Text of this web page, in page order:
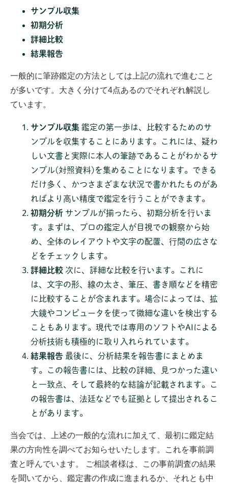
サンプル収集
初期分析
詳細比較
結果報告
一般的に筆跡鑑定の方法としては上記の流れで進むこと
が多いです。大きく分けて4点あるのでそれぞれ解説し
ています。
サンプル収集 鑑定の第一歩は、比較するためのサ
ンプルを収集することにあります。これには、疑わ
しい文書と実際に本人の筆跡であることがわかるサ
ンプル(対照資料)を集めることになります。できる
だけ多く、かつさまざまな状況で書かれたものがあ
ればより高い精度で鑑定を行うことができます。
初期分析 サンプルが揃ったら、初期分析を行いま
す。まずは、プロの鑑定人が目視での観察から始
め、全体のレイアウトや文字の配置、行間の広さな
どをチェックします。
詳細比較 次に、詳細な比較を行います。これに
は、文字の形、線の太さ、筆圧、書き順などを精密
に比較することが含まれます。場合によっては、拡
大鏡やコンピュータを使って微細な違いを検出する
こともあります。現代では専用のソフトやAIによる
分析技術も積極的に取り入れられています。
結果報告 最後に、分析結果を報告書にまとめま
す。この報告書には、比較の詳細、見つかった違い
と一致点、そして最終的な結論が記載されます。こ
の報告書は、法廷などでも証拠として提出されるこ
とがあります。
当会では、上述の一般的な流れに加えて、最初に鑑定結
果の方向性を調べてお知らせいたします。これを事前調
査と呼んでいます。
ご相談者様は、この事前調査の結果
を聞いてから、鑑定書の作成に進まれるか、それとも中